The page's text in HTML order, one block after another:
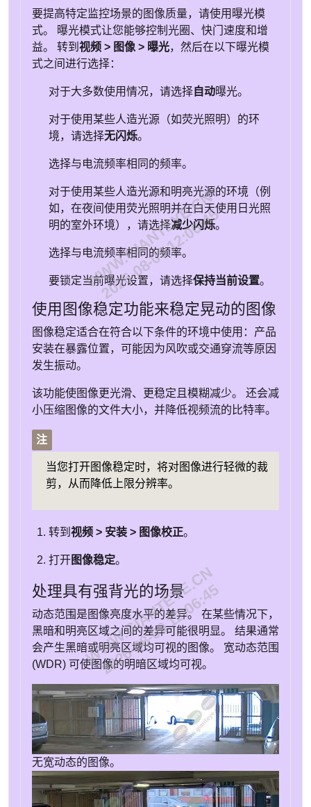
要提高特定监控场景的图像质量，请使用曝光模
式。 曝光模式让您能够控制光圈、快门速度和增
益。 转到 视频 > 图像 > 曝光，然后在以下曝光模
式之间进行选择：
对于大多数使用情况，请选择自动曝光。
对于使用某些人造光源（如荧光照明）的环
境，请选择无闪烁。
选择与电流频率相同的频率。
对于使用某些人造光源和明亮光源的环境（例
如，在夜间使用荧光照明并在白天使用日光照
明的室外环境），请选择减少闪烁。
选择与电流频率相同的频率。
要锁定当前曝光设置，请选择保持当前设置。
使用图像稳定功能来稳定晃动的图像
图像稳定适合在符合以下条件的环境中使用：产品
安装在暴露位置，可能因为风吹或交通穿流等原因
发生振动。
该功能使图像更光滑、更稳定且模糊减少。 还会减
小压缩图像的文件大小，并降低视频流的比特率。
注
当您打开图像稳定时，将对图像进行轻微的裁
剪，从而降低上限分辨率。
转到 视频 > 安装 > 图像校正。
打开图像稳定。
处理具有强背光的场景
动态范围是图像亮度水平的差异。 在某些情况下，
黑暗和明亮区域之间的差异可能很明显。 结果通常
会产生黑暗或明亮区域均可视的图像。 宽动态范围
(WDR) 可使图像的明暗区域均可视。
无宽动态的图像。
WWW.GIANTEYE.CN
2026-08-09 12:06:45
WWW.GIANTEYE.CN
2026-08-09 12:06:45